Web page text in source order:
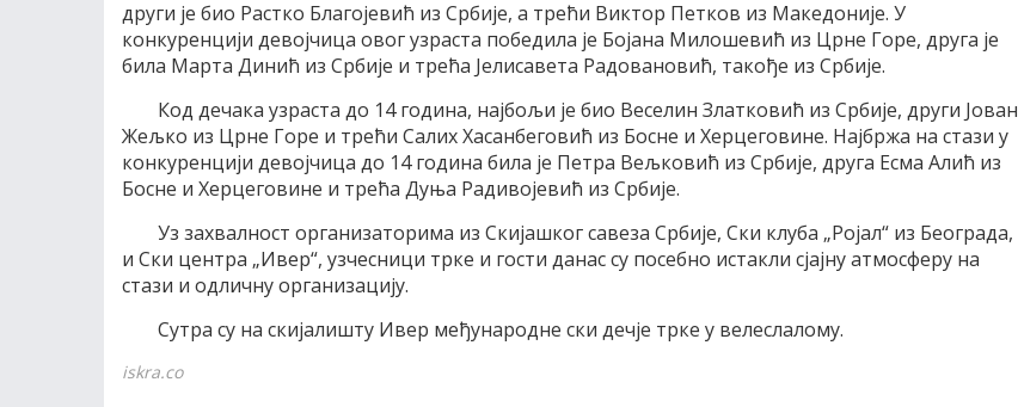
други је био Растко Благојевић из Србије, а трећи Виктор Петков из Македоније. У
конкуренцији девојчица овог узраста победила је Бојана Милошевић из Црне Горе, друга је
била Марта Динић из Србије и трећа Јелисавета Радовановић, такође из Србије.
Код дечака узраста до 14 година, најбољи је био Веселин Златковић из Србије, други Јован
Жељко из Црне Горе и трећи Салих Хасанбеговић из Босне и Херцеговине. Најбржа на стази у
конкуренцији девојчица до 14 година била је Петра Вељковић из Србије, друга Есма Алић из
Босне и Херцеговине и трећа Дуња Радивојевић из Србије.
Уз захвалност организаторима из Скијашког савеза Србије, Ски клуба „Ројал“ из Београда,
и Ски центра „Ивер“, узчесници трке и гости данас су посебно истакли сјајну атмосферу на
стази и одличну организацију.
Сутра су на скијалишту Ивер међународне ски дечје трке у велеслалому.
iskra.co